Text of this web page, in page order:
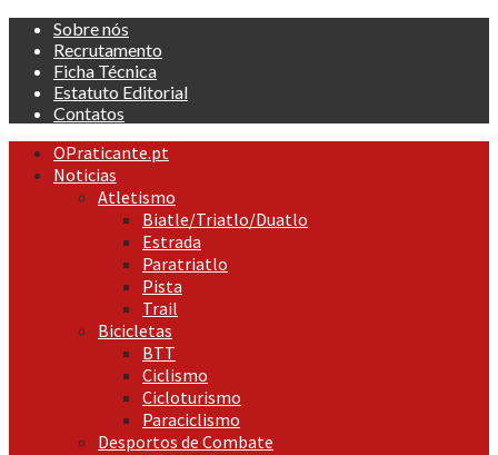
Skip
content
Sobre nós
Recrutamento
Ficha Técnica
Estatuto Editorial
Contatos
Primary
Menu
OPraticante.pt
Noticias
Atletismo
Biatle/Triatlo/Duatlo
Estrada
Paratriatlo
Pista
Trail
Bicicletas
BTT
Ciclismo
Cicloturismo
Paraciclismo
Desportos de Combate